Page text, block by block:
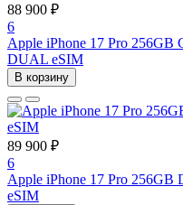
88 900 ₽
6
Apple iPhone 17 Pro
DUAL eSIM
В корзину
89 900 ₽
6
Apple iPhone 17 Pro
eSIM